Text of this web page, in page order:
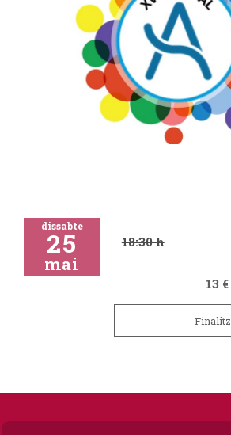
dissabte
25
mai
18:30 h
13 €